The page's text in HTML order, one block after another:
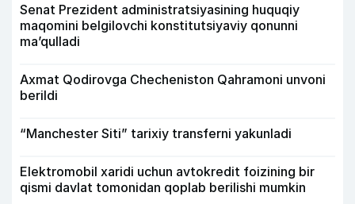
Senat Prezident administratsiyasining huquqiy
maqomini belgilovchi konstitutsiyaviy qonunni
ma’qulladi
Axmat Qodirovga Checheniston Qahramoni unvoni
berildi
“Manchester Siti” tarixiy transferni yakunladi
Elektromobil xaridi uchun avtokredit foizining bir
qismi davlat tomonidan qoplab berilishi mumkin